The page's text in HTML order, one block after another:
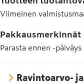
Viimeinen
Pakkausmerkinnät
Parasta ennen -päiväys
Ravintoarvo-